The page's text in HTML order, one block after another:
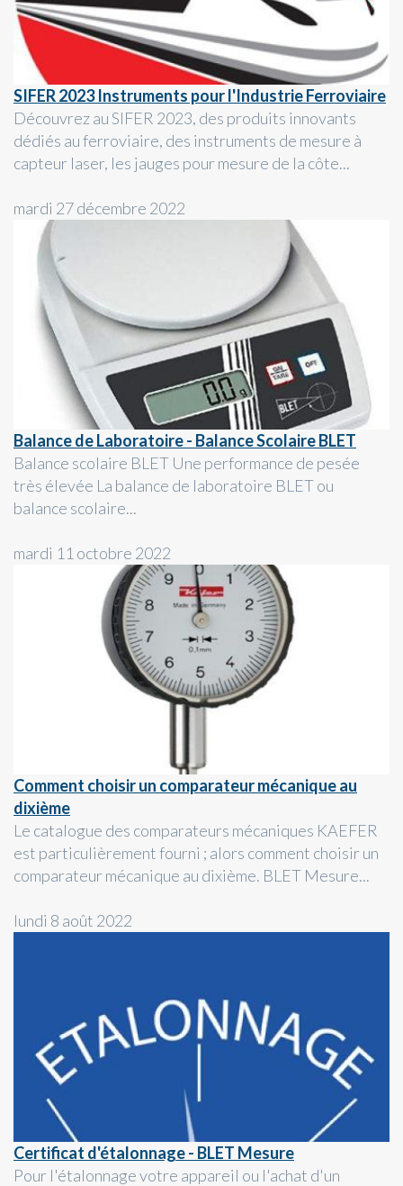
SIFER 2023 Instruments pour l'Industrie Ferroviaire
Découvrez au SIFER 2023, des produits innovants
dédiés au ferroviaire, des instruments de mesure à
capteur laser, les jauges pour mesure de la côte...
mardi 27 décembre 2022
Balance de Laboratoire - Balance Scolaire BLET
Balance scolaire BLET Une performance de pesée
très élevée La balance de laboratoire BLET ou
balance scolaire...
mardi 11 octobre 2022
Comment choisir un comparateur mécanique au
dixième
Le catalogue des comparateurs mécaniques KAEFER
est particulièrement fourni ; alors comment choisir un
comparateur mécanique au dixième. BLET Mesure...
lundi 8 août 2022
Certificat d'étalonnage - BLET Mesure
Pour l'étalonnage votre appareil ou l'achat d'un